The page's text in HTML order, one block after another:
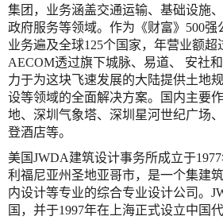
集团，业务涵盖交通运输、基础设施
政府服务等领域。作为《财富》500强
业务遍及全球125个国家，年营业额超
AECOM透过旗下城脉、易道、 安社
力于为这块飞速发展的大陆提供土地
设等领域的全面解决方案。国内主要
地、深圳气象塔、深圳星河世纪广场
登酒店等。
美国JWDA建筑设计事务所成立于
利福尼亚州圣地亚哥市，是一个集建
内设计等专业的综合专业设计公司。
国，并于1997年在上海正式设立中国